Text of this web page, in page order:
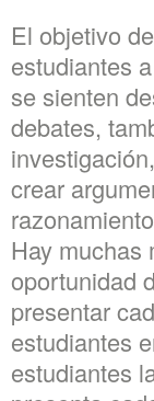
El objetivo
estudiantes
se sienten
debates,
crear
Hay muchas
oportunidad
presentar
estudiantes
estudiantes